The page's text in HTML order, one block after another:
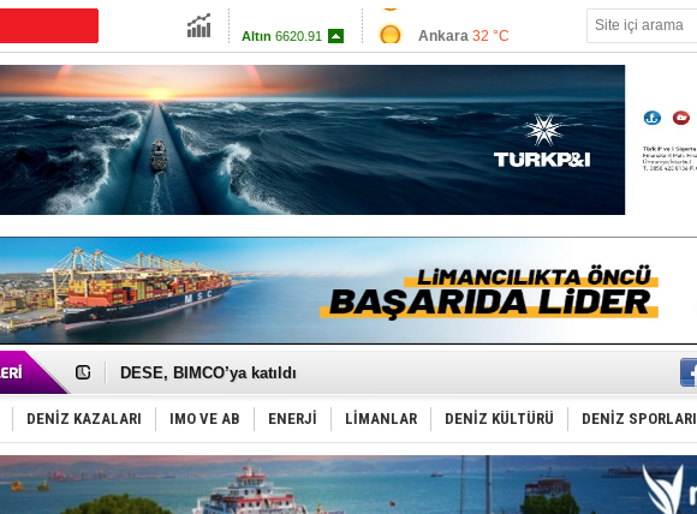
Euro55.0391 Antalya32 °C
Muğla 33 °C
Çanakkale 29 °C
İngiliz aktivistler, gemide mahsur kaldı!
DESE, BIMCO’ya katıldı
GİMBİRDER gemi inşa yan sanayinin sorunlarını tartıştı
35 milyon TL'lik tekne projesinde karar çıktı
İnsansız cankurtaran ihalesini BlueForge kazandı
Yüzyıl sonra ilk kez dünyaya açılan gizemli ada!
Anadolu Tersanesi EYDEP’te A sertifikası alan ilk tersane oldu
Derince, ILCA Masters Türkiye Şampiyonası’na ev sahipliği yapacak
DENİZ KAZALARI IMO VE AB ENERJİ LİMANLAR DENİZ KÜLTÜRÜ DENİZ SPORLARI